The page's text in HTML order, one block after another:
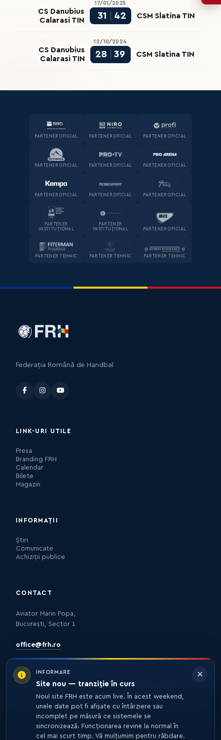
17/01/2025
CS Danubius
Calarasi TIN
31 42 CSM Slatina TIN
12/10/2024
CS Danubius
Calarasi TIN
28 39 CSM Slatina TIN
PARTENER OFICIAL PARTENER OFICIAL PARTENER OFICIAL
PARTENER OFICIAL PARTENER OFICIAL PARTENER OFICIAL
PARTENER OFICIAL PARTENER OFICIAL PARTENER OFICIAL
PARTENER
INSTITUȚIONAL
PARTENER
INSTITUȚIONAL
PARTENER OFICIAL
PARTENER TEHNIC PARTENER TEHNIC PARTENER TEHNIC
INFORMARE
Site nou — tranziție în curs
Noul site FRH este acum live. În acest weekend,
unele date pot fi afișate cu întârziere sau
incomplet pe măsură ce sistemele se
sincronizează. Funcționarea revine la normal în
cel mai scurt timp. Vă mulțumim pentru răbdare.
Federația Română de Handbal
LINK-URI UTILE
Presa
Branding FRH
Calendar
Bilete
Magazin
INFORMAȚII
Știri
Comunicate
Achiziții publice
CONTACT
Aviator Marin Popa,
București, Sector 1
office@frh.ro
Protecția datelorPolitica de confidențialitate
Nota de informare
© 2026 FRH. TOATE DREPTURILE REZERVATE.
DEZVOLTARE27MEDIA